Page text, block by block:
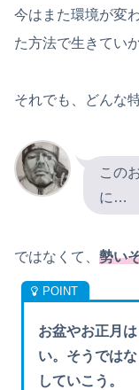
今はまた環境が変
た方法で生きてい
それでも、どんな
この
に…
ではなくて、 勢い
お盆やお正月
い。そうでは
していこう。